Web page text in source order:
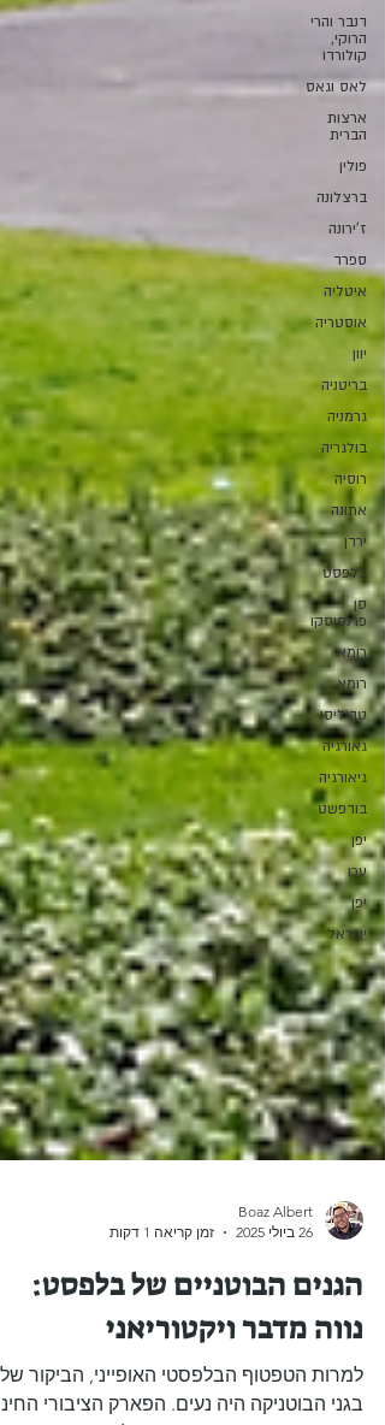
דנבר והרי
הרוקי,
קולורדו
לאס וגאס
ארצות
הברית
פולין
ברצלונה
ז'ירונה
ספרד
איטליה
אוסטריה
יוון
בריטניה
גרמניה
בולגריה
רוסיה
אתונה
ירדן
בלפסט
סן
פרנסיסקו
רומא
רומא
טביליסי
גאורגיה
גיאורגיה
בודפשט
יפן
עכו
יפן
ישראל
הגנים הבוטניים של בלפסט:
נווה מדבר ויקטוריאני
למרות הטפטוף הבלפסטי האופייני, הביקור